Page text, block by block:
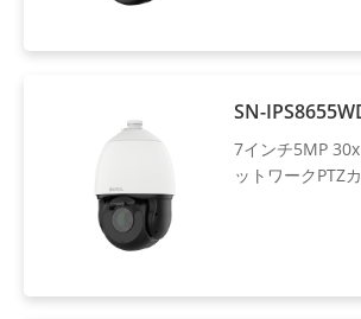
SN-
7インチ5MP
ットワークPTZ